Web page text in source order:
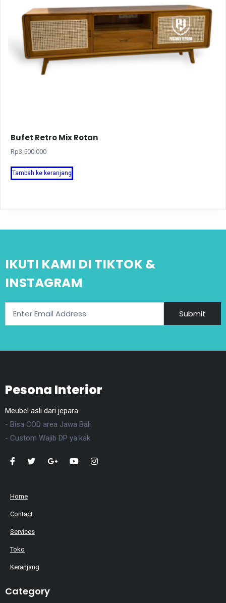
Bufet Retro Mix Rotan
Rp3.500.000
Tambah ke keranjang
IKUTI KAMI DI TIKTOK &
INSTAGRAM
Submit
Pesona Interior
Meubel asli dari jepara
- Bisa COD area Jawa Bali
- Custom Wajib DP ya kak
Home
Contact
Services
Toko
Keranjang
Category